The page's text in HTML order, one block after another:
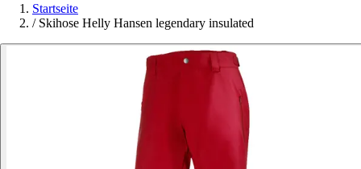
Startseite
/ Skihose Helly Hansen legendary insulated